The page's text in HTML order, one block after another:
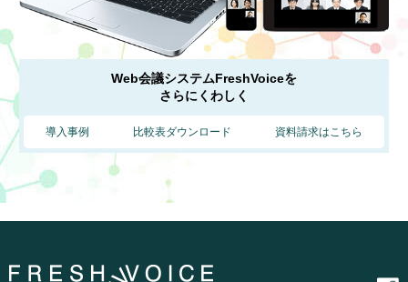
Web会議システムFreshVoiceを
さらにくわしく
導入事例 比較表ダウンロード 資料請求はこちら